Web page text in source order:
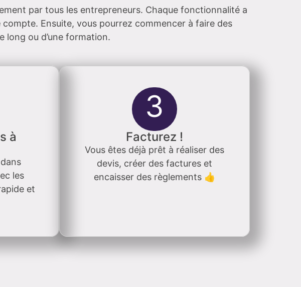
par tous les entrepreneurs. Chaque fonctionnalité a
Ensuite, vous pourrez commencer à faire des
long ou d’une formation.
à
les
et
3
Facturez !
Vous êtes déjà prêt à réaliser des
devis, créer des factures et
encaisser des règlements 👍